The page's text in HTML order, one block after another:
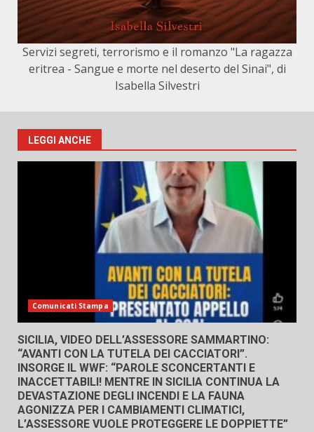
Servizi segreti, terrorismo e il romanzo "La ragazza
eritrea - Sangue e morte nel deserto del Sinai", di
Isabella Silvestri
LEGGI ANCHE
Comunicati Stampa
SICILIA, VIDEO DELL’ASSESSORE SAMMARTINO:
“AVANTI CON LA TUTELA DEI CACCIATORI”.
INSORGE IL WWF: “PAROLE SCONCERTANTI E
INACCETTABILI! MENTRE IN SICILIA CONTINUA LA
DEVASTAZIONE DEGLI INCENDI E LA FAUNA
AGONIZZA PER I CAMBIAMENTI CLIMATICI,
L’ASSESSORE VUOLE PROTEGGERE LE DOPPIETTE”